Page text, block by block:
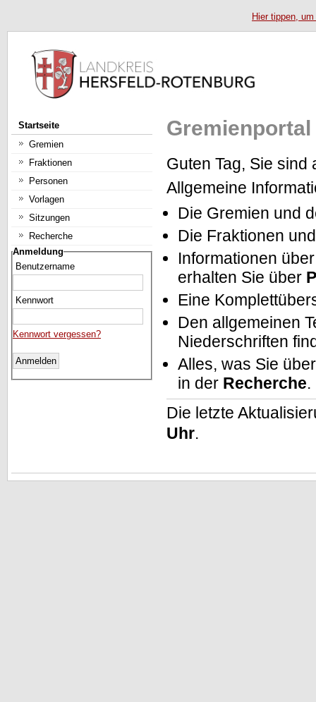
Hier tippen,
Startseite
Gremien
Fraktionen
Personen
Vorlagen
Sitzungen
Recherche
Anmeldung
Benutzername
Kennwort
Kennwort vergessen?
Gremienportal
Guten Tag, Sie
Allgemeine
Die Gremien und
Die Fraktionen
Informationen
erhalten Sie über
Eine
Den allgemeinen
Niederschriften
Alles, was Sie
in der Recherche.
Die letzte
Uhr.